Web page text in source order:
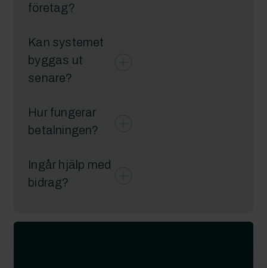
företag?
Kan systemet
byggas ut
senare?
Hur fungerar
betalningen?
Ingår hjälp med
bidrag?